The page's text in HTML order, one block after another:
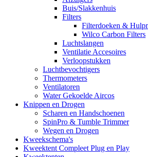
Buis/Slakkenhuis
Filters
Filterdoeken &
Wilco Carbon Filters
Luchtslangen
Ventilatie Accesoires
Verloopstukken
Luchtbevochtigers
Thermometers
Ventilatoren
Water Gekoelde Aircos
Knippen en Drogen
Scharen en Handschoenen
SpinPro & Tumble Trimmer
Wegen en Drogen
Kweekschema's
Kweektent Compleet Plug en Play